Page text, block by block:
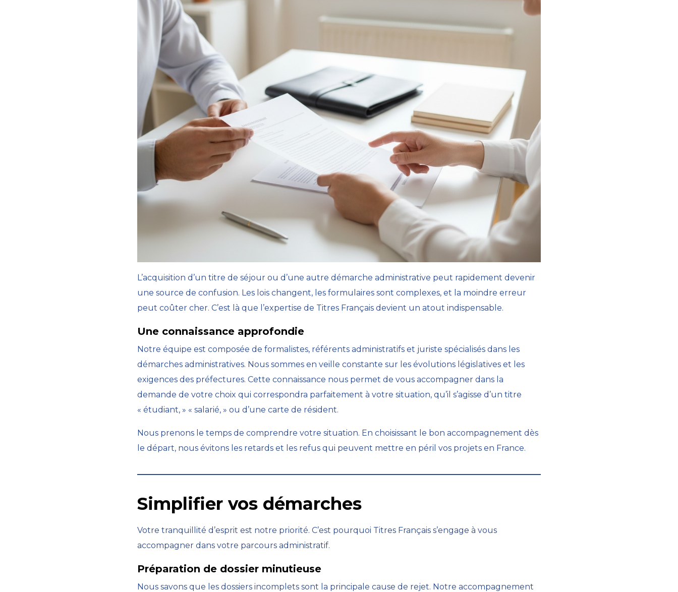
L’acquisition d’un titre de séjour ou d’une autre démarche administrative peut rapidement devenir
une source de confusion. Les lois changent, les formulaires sont complexes, et la moindre erreur
peut coûter cher. C’est là que l’expertise de Titres Français devient un atout indispensable.
Une connaissance approfondie
Notre équipe est composée de formalistes, référents administratifs et juriste spécialisés dans les
démarches administratives. Nous sommes en veille constante sur les évolutions législatives et les
exigences des préfectures. Cette connaissance nous permet de vous accompagner dans la
demande de votre choix qui correspondra parfaitement à votre situation, qu’il s’agisse d’un titre
« étudiant, » « salarié, » ou d’une carte de résident.
Nous prenons le temps de comprendre votre situation. En choisissant le bon accompagnement dès
le départ, nous évitons les retards et les refus qui peuvent mettre en péril vos projets en France.
Simplifier vos démarches
Votre tranquillité d’esprit est notre priorité. C’est pourquoi Titres Français s’engage à vous
accompagner dans votre parcours administratif.
Préparation de dossier minutieuse
Nous savons que les dossiers incomplets sont la principale cause de rejet. Notre accompagnement